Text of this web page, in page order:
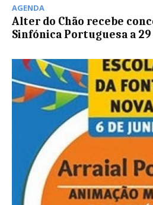
AGENDA
Alter do Chão recebe
Sinfónica Portuguesa a